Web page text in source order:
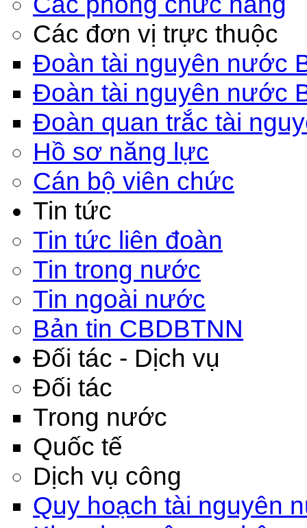
Các đơn vị trực thuộc
Đoàn tài nguyên nước
Đoàn tài nguyên nước
Đoàn quan trắc tài
Hồ sơ năng lực
Cán bộ viên chức
Tin tức
Tin tức liên đoàn
Tin trong nước
Tin ngoài nước
Bản tin CBDBTNN
Đối tác - Dịch vụ
Đối tác
Trong nước
Quốc tế
Dịch vụ công
Quy hoạch tài nguyên